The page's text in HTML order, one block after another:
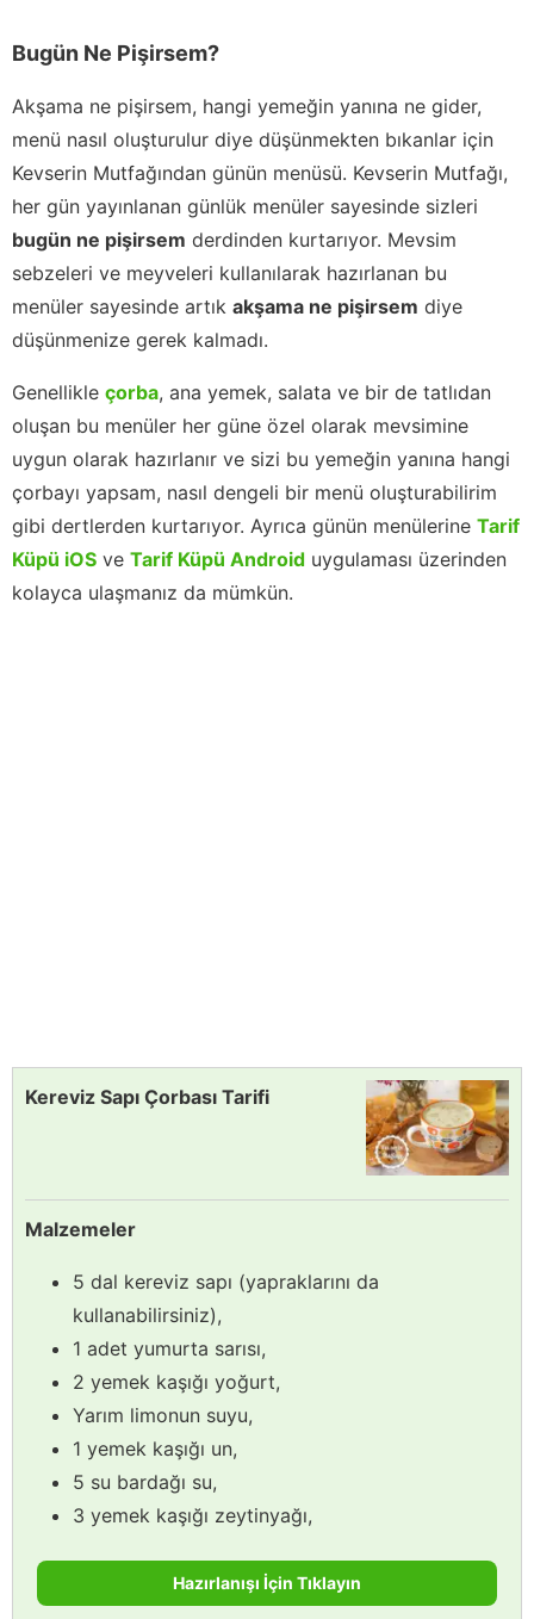
Bugün Ne Pişirsem?
Akşama ne pişirsem, hangi yemeğin yanına ne gider,
menü nasıl oluşturulur diye düşünmekten bıkanlar için
Kevserin Mutfağından günün menüsü. Kevserin Mutfağı,
her gün yayınlanan günlük menüler sayesinde sizleri
bugün ne pişirsem derdinden kurtarıyor. Mevsim
sebzeleri ve meyveleri kullanılarak hazırlanan bu
menüler sayesinde artık akşama ne pişirsem diye
düşünmenize gerek kalmadı.
Genellikle çorba, ana yemek, salata ve bir de tatlıdan
oluşan bu menüler her güne özel olarak mevsimine
uygun olarak hazırlanır ve sizi bu yemeğin yanına hangi
çorbayı yapsam, nasıl dengeli bir menü oluşturabilirim
gibi dertlerden kurtarıyor. Ayrıca günün menülerine Tarif
Küpü iOS ve Tarif Küpü Android uygulaması üzerinden
kolayca ulaşmanız da mümkün.
Kereviz Sapı Çorbası Tarifi
Malzemeler
5 dal kereviz sapı (yapraklarını da
kullanabilirsiniz),
1 adet yumurta sarısı,
2 yemek kaşığı yoğurt,
Yarım limonun suyu,
1 yemek kaşığı un,
5 su bardağı su,
3 yemek kaşığı zeytinyağı,
Hazırlanışı İçin Tıklayın